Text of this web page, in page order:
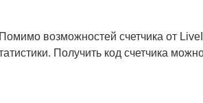
возможностей счетчика от
Получить код счетчика